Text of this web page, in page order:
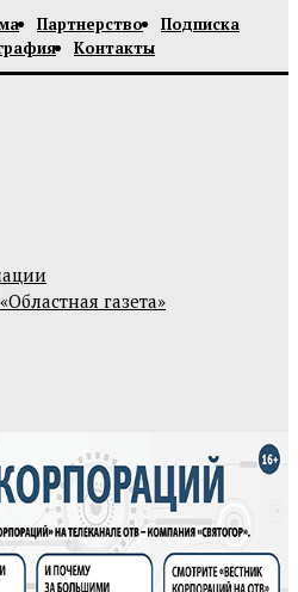
Партнерство
Подписка
Контакты
газета»